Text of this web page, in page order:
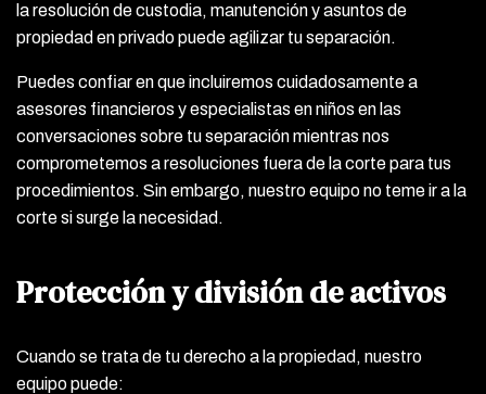
la resolución de custodia, manutención y asuntos de
propiedad en privado puede agilizar tu separación.
Puedes confiar en que incluiremos cuidadosamente a
asesores financieros y especialistas en niños en las
conversaciones sobre tu separación mientras nos
comprometemos a resoluciones fuera de la corte para tus
procedimientos. Sin embargo, nuestro equipo no teme ir a la
corte si surge la necesidad.
Protección y división de activos
Cuando se trata de tu derecho a la propiedad, nuestro
equipo puede: